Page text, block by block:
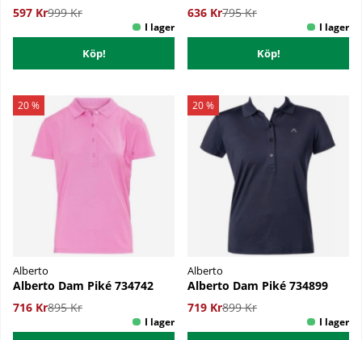
597 Kr999 Kr
Köp!
636 Kr795 Kr
Köp!
20 %
Alberto
Alberto Dam Piké 734742
716 Kr895 Kr
20 %
Alberto
Alberto Dam Piké 734899
719 Kr899 Kr